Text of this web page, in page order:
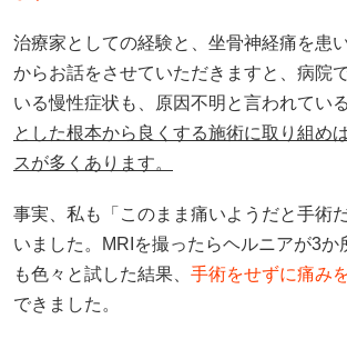
治療家としての経験と、坐骨神経痛を患
からお話をさせていただきますと、病院
いる慢性症状も、原因不明と言われてい
とした根本から良くする施術に取り組め
スが多くあります。
事実、私も「このまま痛いようだと手術
いました。MRIを撮ったらヘルニアが3か
も色々と試した結果、 手術をせずに痛み
できました。